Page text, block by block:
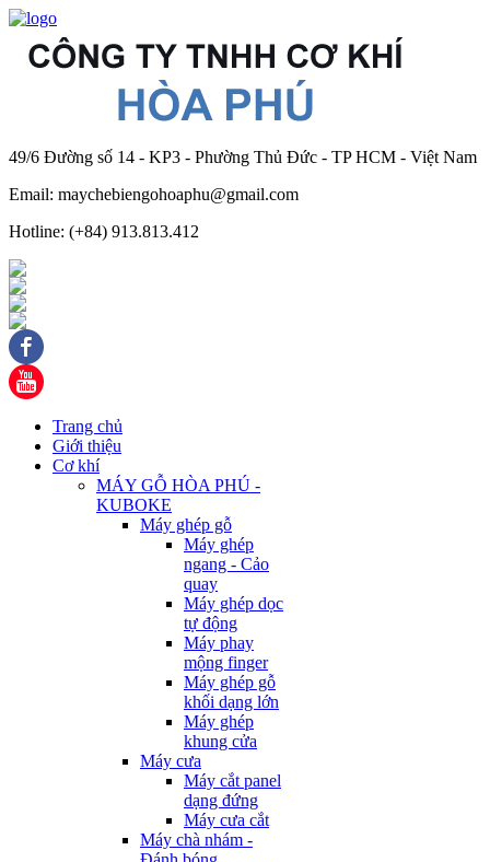
49/6 Đường số 14 - KP3 - Phường Thủ Đức - TP HCM - Việt Nam
Email: maychebiengohoaphu@gmail.com
Hotline: (+84) 913.813.412
Trang chủ
Giới thiệu
Cơ khí
MÁY GỖ HÒA PHÚ -
KUBOKE
Máy ghép gỗ
Máy ghép
ngang - Cảo
quay
Máy ghép dọc
tự động
Máy phay
mộng finger
Máy ghép gỗ
khối dạng lớn
Máy ghép
khung cửa
Máy cưa
Máy cắt panel
dạng đứng
Máy cưa cắt
Máy chà nhám -